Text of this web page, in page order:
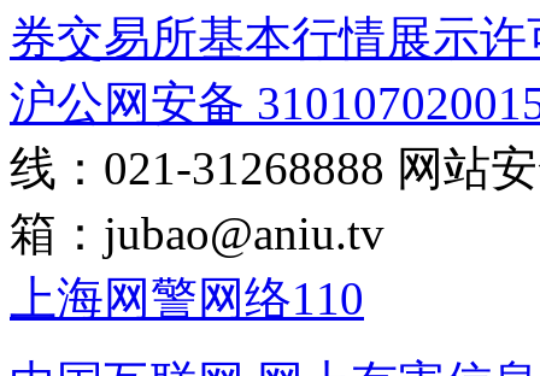
券交易所基本行情展示许
沪公网安备
线：021-31268888 网站
箱： jubao@aniu.tv
上海网警网络110